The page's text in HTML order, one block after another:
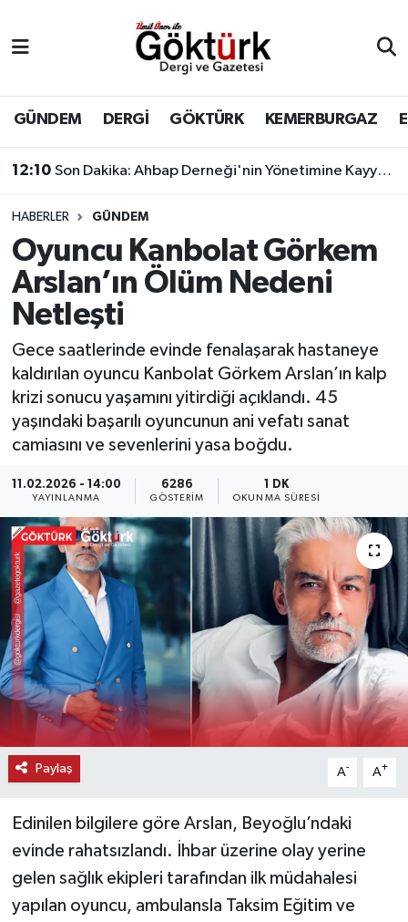
GÜNDEM DERGİ GÖKTÜRK KEMERBURGAZ
12:10 Son Dakika: Ahbap Derneği'nin Yönetimine Kayyum Atandı
HABERLER GÜNDEM
Oyuncu Kanbolat Görkem
Arslan’ın Ölüm Nedeni
Netleşti
Gece saatlerinde evinde fenalaşarak hastaneye
kaldırılan oyuncu Kanbolat Görkem Arslan’ın kalp
krizi sonucu yaşamını yitirdiği açıklandı. 45
yaşındaki başarılı oyuncunun ani vefatı sanat
camiasını ve sevenlerini yasa boğdu.
11.02.2026 - 14:00
YAYINLANMA
6286
GÖSTERIM
1 DK
OKUNMA SÜRESI
Paylaş A- A+
Edinilen bilgilere göre Arslan, Beyoğlu’ndaki
evinde rahatsızlandı. İhbar üzerine olay yerine
gelen sağlık ekipleri tarafından ilk müdahalesi
yapılan oyuncu, ambulansla Taksim Eğitim ve
BİLİM
DERGİ
DÜNYA
EĞİTİM
EKONOMİ
GÖKTÜRK
GÜNDEM
KEMERBURGAZ
KÜLTÜR - SANAT
MAGAZİN
ÖZEL HABER
SAĞLIK
SPOR
TEKNOLOJİ
TİCARET
YAŞAM
Eyüpsultan Hava Durumu
Eyüpsultan Trafik Yoğunluk Haritası
Süper Lig Puan Durumu ve Fikstür
Tüm Manşetler
Son Dakika Haberleri
Haber Arşivi